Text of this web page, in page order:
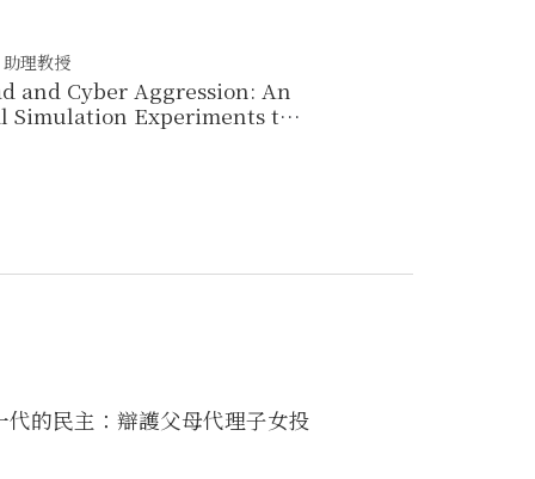
理教授
and Cyber Aggression: An
Simulation Experiments to
代的民主：辯護父母代理子女投